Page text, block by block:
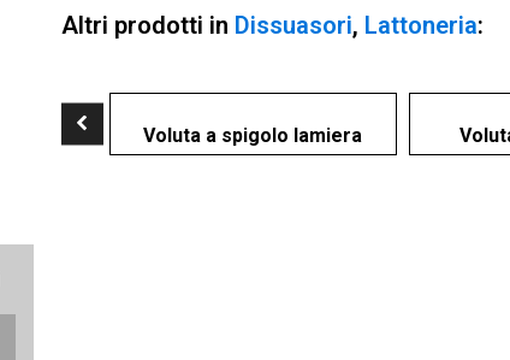
Altri prodotti in Dissuasori, Lattoneria:
Voluta a spigolo lamiera